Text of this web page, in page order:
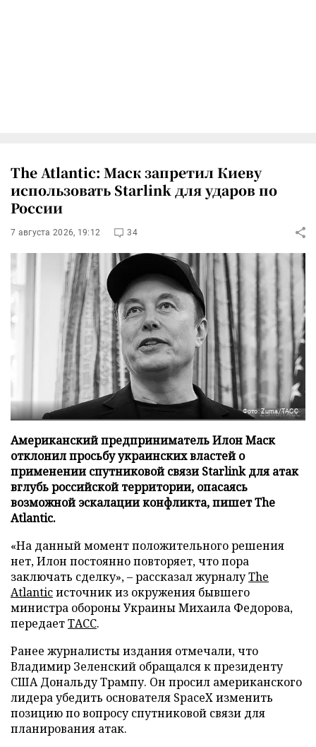
The Atlantic: Маск запретил Киеву
использовать Starlink для ударов по
России
7 августа 2026, 19:12 34
Фото: Zuma/ТАСС
Американский предприниматель Илон Маск
отклонил просьбу украинских властей о
применении спутниковой связи Starlink для атак
вглубь российской территории, опасаясь
возможной эскалации конфликта, пишет The
Atlantic.
«На данный момент положительного решения
нет, Илон постоянно повторяет, что пора
заключать сделку», – рассказал журналуThe
Atlanticисточник из окружения бывшего
министра обороны Украины Михаила Федорова,
передаетТАСС.
Ранее журналисты издания отмечали, что
Владимир Зеленский обращался к президенту
США Дональду Трампу. Он просил американского
лидера убедить основателя SpaceX изменить
позицию по вопросу спутниковой связи для
планирования атак.